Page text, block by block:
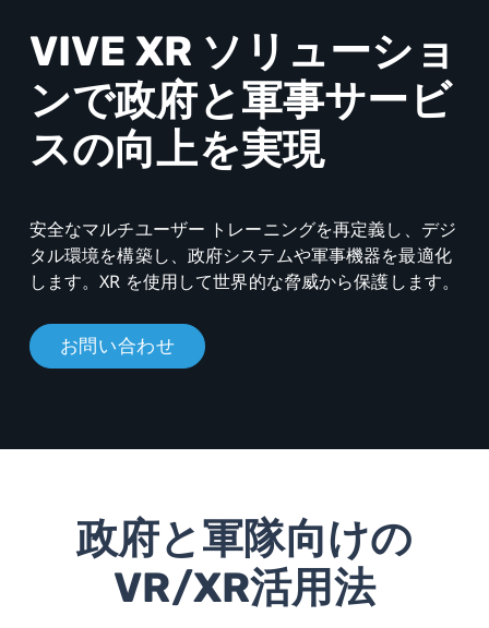
で
政
府
と
軍
事
サ
ビ
VIVE XR ソリューショ
ンで政府と軍事サービ
スの向上を実現
安全なマルチユーザー トレーニングを再定義し、デジ
タル環境を構築し、政府システムや軍事機器を最適化
します。XR を使用して世界的な脅威から保護します。
お問い合わせ
政府と軍隊向けの
VR/XR活用法